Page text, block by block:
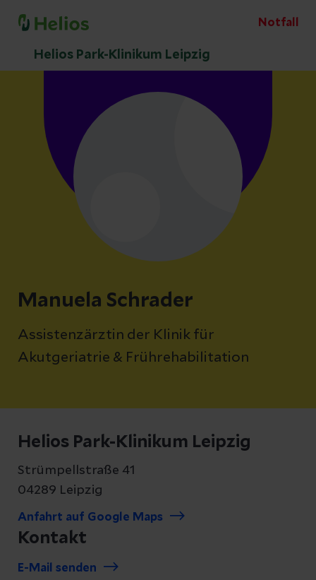
Notfall
Helios Park-Klinikum Leipzig
Manuela Schrader
Assistenzärztin der Klinik für
Akutgeriatrie & Frührehabilitation
Helios Park-Klinikum Leipzig
Strümpellstraße 41
04289 Leipzig
Anfahrt auf Google Maps
Kontakt
E-Mail senden